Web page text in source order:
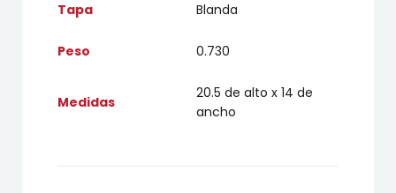
Tapa Blanda
Peso 0.730
Medidas
20.5 de alto x 14 de
ancho